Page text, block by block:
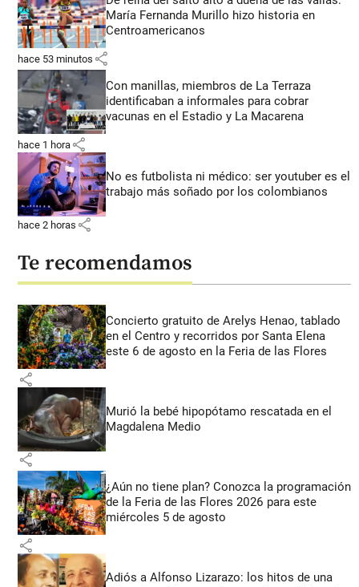
María Fernanda Murillo hizo historia en
Centroamericanos
hace 53 minutos share
Con manillas, miembros de La Terraza
identificaban a informales para cobrar
vacunas en el Estadio y La Macarena
hace 1 hora share
No es futbolista ni médico: ser youtuber es el
trabajo más soñado por los colombianos
hace 2 horas share
Te recomendamos
Concierto gratuito de Arelys Henao, tablado
en el Centro y recorridos por Santa Elena
este 6 de agosto en la Feria de las Flores
share
Murió la bebé hipopótamo rescatada en el
Magdalena Medio
share
¿Aún no tiene plan? Conozca la programación
de la Feria de las Flores 2026 para este
miércoles 5 de agosto
share
Adiós a Alfonso Lizarazo: los hitos de una